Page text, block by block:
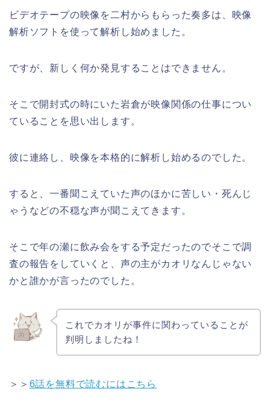
ビデオテープの映像を二村からもらった奏多は、映像
解析ソフトを使って解析し始めました。
ですが、新しく何か発見することはできません。
そこで開封式の時にいた岩倉が映像関係の仕事につい
ていることを思い出します。
彼に連絡し、映像を本格的に解析し始めるのでした。
すると、一番聞こえていた声のほかに苦しい・死んじ
ゃうなどの不穏な声が聞こえてきます。
そこで年の瀬に飲み会をする予定だったのでそこで調
査の報告をしていくと、声の主がカオリなんじゃない
かと誰かが言ったのでした。
これでカオリが事件に関わっていることが
判明しましたね！
＞＞ 6話を無料で読むにはこちら